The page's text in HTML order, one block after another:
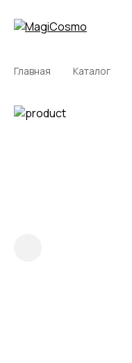
Главная Каталог
Описание